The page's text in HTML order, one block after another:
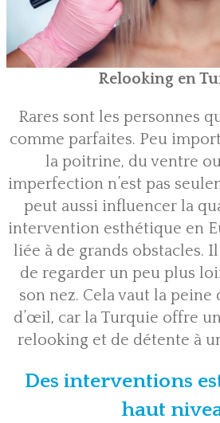
Relooking en
Rares sont les personnes
comme parfaites. Peu
la poitrine, du ventre
imperfection n’est pas
peut aussi influencer la
intervention esthétique en
liée à de grands obstacles.
de regarder un peu plus
son nez. Cela vaut la peine
d’œil, car la Turquie offre
relooking et de détente à
Des interventions
haut